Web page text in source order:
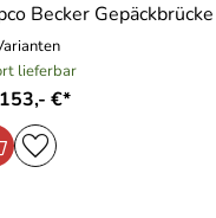
der Services der
Becker
lieferbar
€*